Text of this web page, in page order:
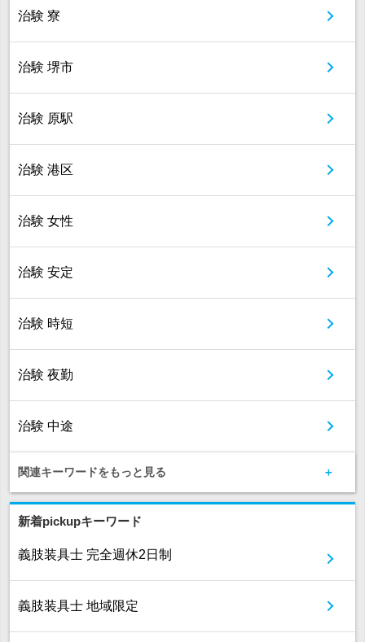
治験 寮
治験 堺市
治験 原駅
治験 港区
治験 女性
治験 安定
治験 時短
治験 夜勤
治験 中途
関連キーワードをもっと見る
新着pickupキーワード
義肢装具士 完全週休2日制
義肢装具士 地域限定